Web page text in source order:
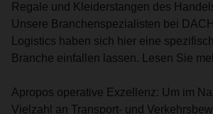
Regale und Kleiderstangen des
Unsere Branchenspezialisten bei
Logistics haben sich hier eine
Branche einfallen lassen. Lesen Sie
Apropos operative Exzellenz: Um im
Vielzahl an Transport- und